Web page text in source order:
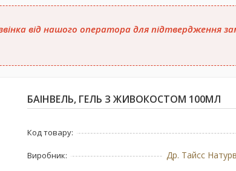
від нашого оператора для підтвердження
БАІНВЕЛЬ, ГЕЛЬ З ЖИВОКОСТОМ 100МЛ
Код товару:
Виробник: Др. Тайсс